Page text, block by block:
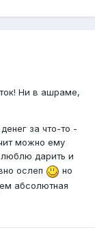
Ни в ашраме,
за что-то -
можно ему
люблю дарить и
ослеп
но
абсолютная